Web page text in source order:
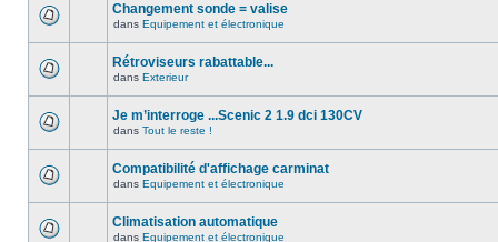
Changement sonde = valise
dans Equipement et électronique
Rétroviseurs rabattable...
dans Exterieur
Je m’interroge ...Scenic 2 1.9 dci 130CV
dans Tout le reste !
Compatibilité d'affichage carminat
dans Equipement et électronique
Climatisation automatique
dans Equipement et électronique